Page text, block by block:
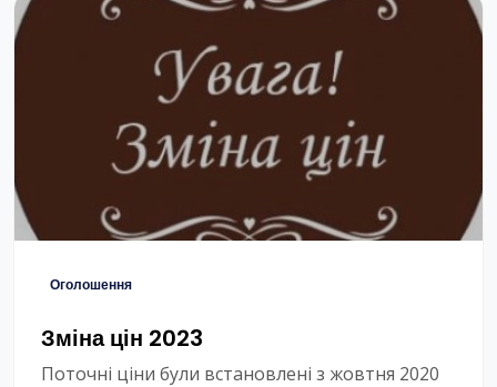
влади опанували широкий функціонал
платформи й активно трансформують
застарілі системи й бази даних. Трохи
спойлерів: — Система […]
Оголошення
Зміна цін 2023
Поточні ціни були встановлені з жовтня 2020